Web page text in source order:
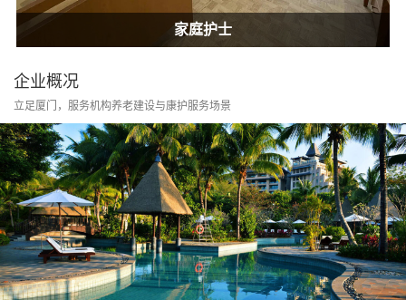
居家康护
家庭护士
居家康护
家庭护士
企业概况
立足厦门，服务机构养老建设与康护服务场景